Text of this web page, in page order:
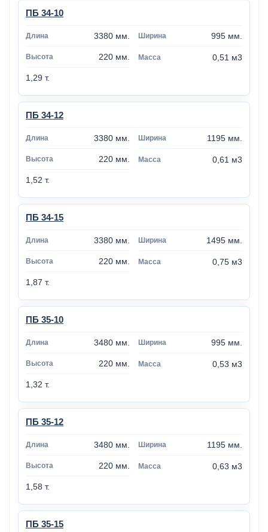
ПБ 34-10
3380 мм. 995 мм.
220 мм. 0,51 м3
1,29 т.
ПБ 34-12
3380 мм. 1195 мм.
220 мм. 0,61 м3
1,52 т.
ПБ 34-15
3380 мм. 1495 мм.
220 мм. 0,75 м3
1,87 т.
ПБ 35-10
3480 мм. 995 мм.
220 мм. 0,53 м3
1,32 т.
ПБ 35-12
3480 мм. 1195 мм.
220 мм. 0,63 м3
1,58 т.
ПБ 35-15